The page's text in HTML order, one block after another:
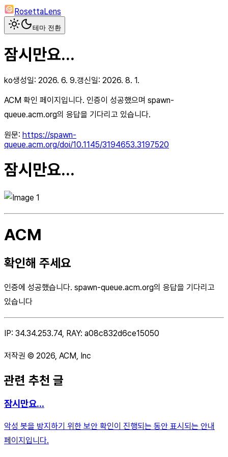
RosettaLens
테마 전환
잠시만요...
ko생성일: 2026. 6. 9.갱신일: 2026. 8. 1.
ACM 확인 페이지입니다. 인증이 성공했으며 spawn-
queue.acm.org의 응답을 기다리고 있습니다.
원문: https://spawn-
queue.acm.org/doi/10.1145/3194653.3197520
잠시만요...
ACM
확인해 주세요
인증에 성공했습니다. spawn-queue.acm.org의 응답을 기다리고
있습니다
IP: 34.34.253.74, RAY: a08c832d6ce15050
저작권 © 2026, ACM, Inc
관련 추천 글
잠시만요...
악성 봇을 방지하기 위한 보안 확인이 진행되는 동안 표시되는 안내
페이지입니다.